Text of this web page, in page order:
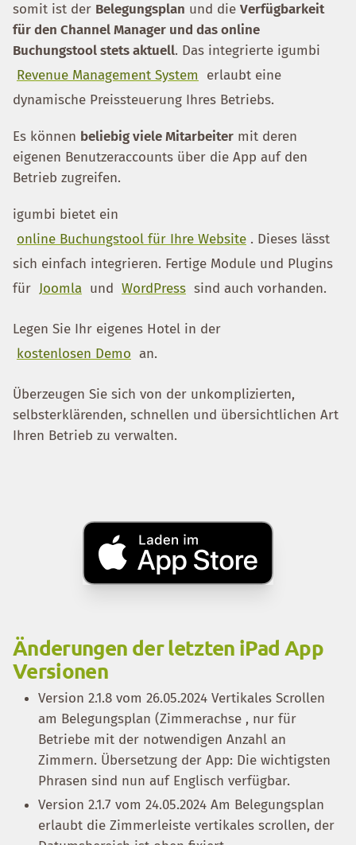
somit ist der Belegungsplan und die Verfügbarkeit
für den Channel Manager und das online
Buchungstool stets aktuell. Das integrierte igumbi
Revenue Management System
erlaubt eine
dynamische Preissteuerung Ihres Betriebs.
Es können beliebig viele Mitarbeiter mit deren
eigenen Benutzeraccounts über die App auf den
Betrieb zugreifen.
igumbi bietet ein
online Buchungstool für Ihre Website . Dieses lässt
sich einfach integrieren. Fertige Module und Plugins
für Joomla und WordPress sind auch vorhanden.
Legen Sie Ihr eigenes Hotel in der
kostenlosen Demo an.
Überzeugen Sie sich von der unkomplizierten,
selbsterklärenden, schnellen und übersichtlichen Art
Ihren Betrieb zu verwalten.
Änderungen der letzten iPad App
Versionen
Version 2.1.8 vom 26.05.2024 Vertikales Scrollen
am Belegungsplan (Zimmerachse , nur für
Betriebe mit der notwendigen Anzahl an
Zimmern. Übersetzung der App: Die wichtigsten
Phrasen sind nun auf Englisch verfügbar.
Version 2.1.7 vom 24.05.2024 Am Belegungsplan
erlaubt die Zimmerleiste vertikales scrollen, der